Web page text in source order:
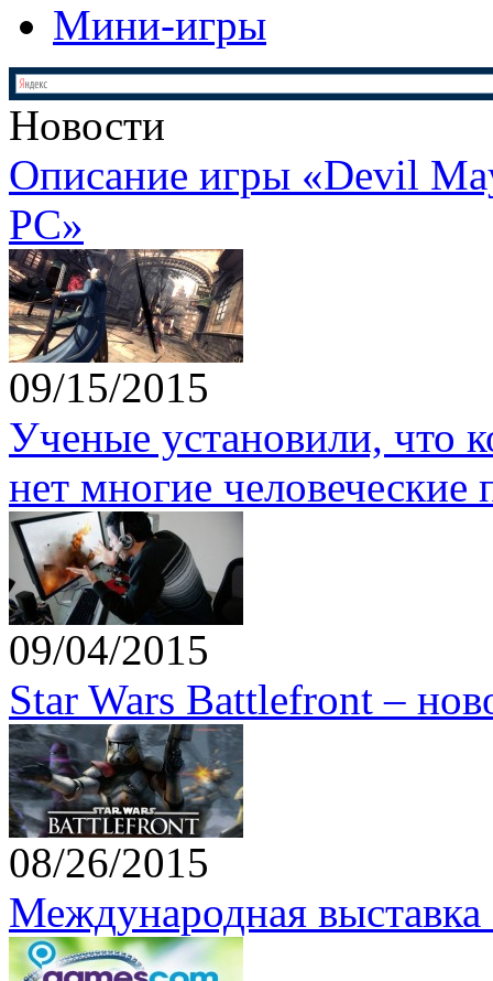
Мини-игры
Новости
Описание игры «Devil
PC»
09/15/2015
Ученые установили, что
нет многие человеческие
09/04/2015
Star Wars Battlefront –
08/26/2015
Международная